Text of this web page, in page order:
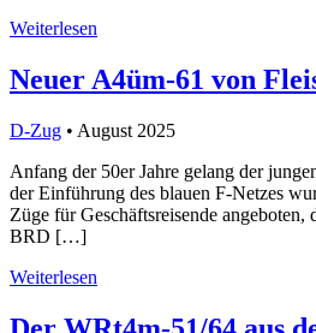
Weiterlesen
Neuer A4üm-61 von
D-Zug • August 2025
Anfang der 50er Jahre gelang der
der Einführung des blauen F-Netzes
Züge für Geschäftsreisende angeboten,
BRD […]
Weiterlesen